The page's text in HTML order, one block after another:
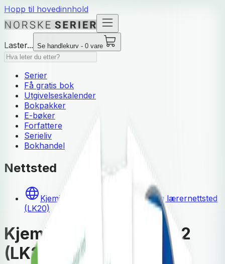
Hopp til hovedinnhold
Laster... Se handlekurv - 0 vare
Serier
Få gratis bok
Utgivelseskalender
Bokpakker
E-bøker
Forfattere
Serieliv
Bokhandel
Nettsted
Kjemien stemmer 1 og 2 Elev- og lærernettsted
(LK20)
Kjemien stemmer 1 og 2
(LK20)